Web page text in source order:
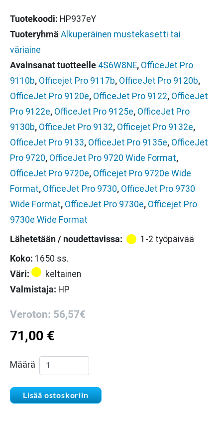
Tuotekoodi: HP937eY
Tuoteryhmä Alkuperäinen mustekasetti tai
väriaine
Avainsanat tuotteelle 4S6W8NE, OfficeJet Pro
9110b, Officejet Pro 9117b, OfficeJet Pro 9120b,
OfficeJet Pro 9120e, OfficeJet Pro 9122, OfficeJet
Pro 9122e, OfficeJet Pro 9125e, OfficeJet Pro
9130b, OfficeJet Pro 9132, Officejet Pro 9132e,
OfficeJet Pro 9133, OfficeJet Pro 9135e, OfficeJet
Pro 9720, OfficeJet Pro 9720 Wide Format,
OfficeJet Pro 9720e, Officejet Pro 9720e Wide
Format, OfficeJet Pro 9730, OfficeJet Pro 9730
Wide Format, OfficeJet Pro 9730e, Officejet Pro
9730e Wide Format
Lähetetään / noudettavissa:
1-2 työpäivää
Koko: 1650 ss.
Väri:
keltainen
Valmistaja: HP
Veroton: 56,57€
71,00 €
Määrä HP 937e EvoMore keltainen mustekasetti
Lisää ostoskoriin